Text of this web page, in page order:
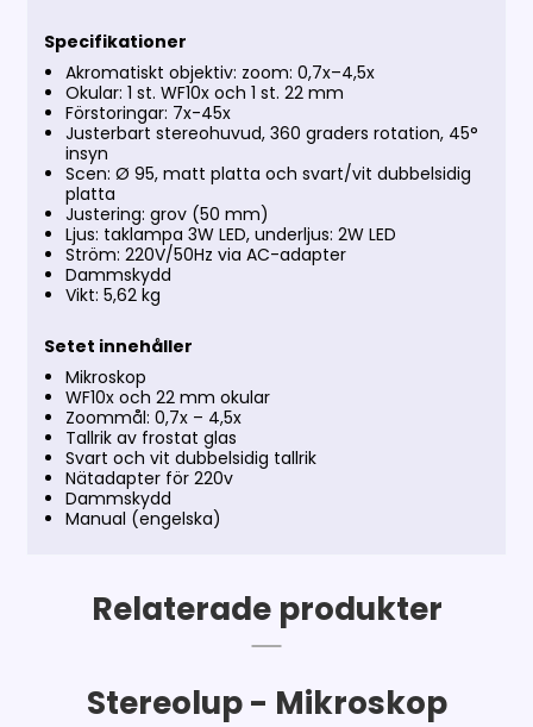
Specifikationer
Akromatiskt objektiv: zoom: 0,7x–4,5x
Okular: 1 st. WF10x och 1 st. 22 mm
Förstoringar: 7x-45x
Justerbart stereohuvud, 360 graders rotation, 45°
insyn
Scen: Ø 95, matt platta och svart/vit dubbelsidig
platta
Justering: grov (50 mm)
Ljus: taklampa 3W LED, underljus: 2W LED
Ström: 220V/50Hz via AC-adapter
Dammskydd
Vikt: 5,62 kg
Setet innehåller
Mikroskop
WF10x och 22 mm okular
Zoommål: 0,7x – 4,5x
Tallrik av frostat glas
Svart och vit dubbelsidig tallrik
Nätadapter för 220v
Dammskydd
Manual (engelska)
Relaterade produkter
Stereolup - Mikroskop